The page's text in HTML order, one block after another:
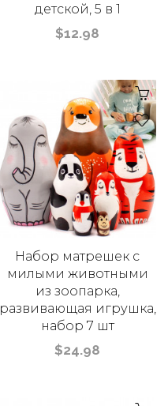
детской, 5 в 1
$12.98
Набор матрешек с
милыми животными
из зоопарка,
развивающая игрушка,
набор 7 шт
$24.98